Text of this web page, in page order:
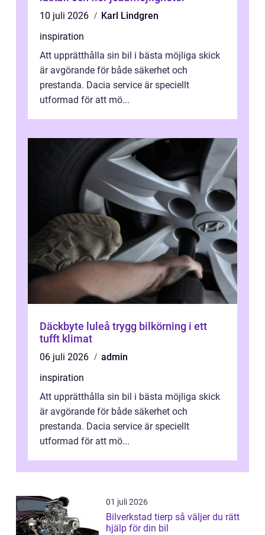
10 juli 2026
Karl Lindgren
inspiration
Att upprätthålla sin bil i bästa möjliga skick
är avgörande för både säkerhet och
prestanda. Dacia service är speciellt
utformad för att mö...
Däckbyte luleå trygg bilkörning i ett
tufft klimat
06 juli 2026
admin
inspiration
Att upprätthålla sin bil i bästa möjliga skick
är avgörande för både säkerhet och
prestanda. Dacia service är speciellt
utformad för att mö...
01 juli 2026
Bilverkstad tierp så väljer du rätt
hjälp för din bil